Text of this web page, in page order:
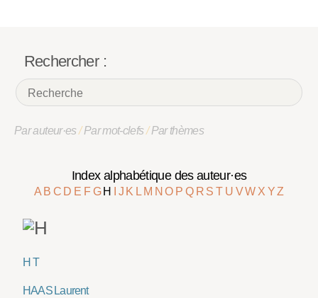
Rechercher :
Par auteur·es/Par mot-clefs/Par thèmes
Index alphabétique des auteur·es
A B C D E F G H J K L M NO P Q R ST U VW X YZ
H T
HAAS Laurent